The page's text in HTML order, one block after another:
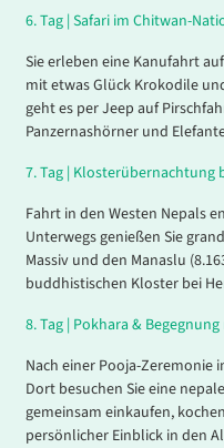
6.Tag | Safari im Chitwan-
Sie erleben eine Kanufahrt
mit etwas Glück Krokodile
geht es per Jeep auf
Panzernashörner und
7.Tag | Klosterübernachtung
Fahrt in den Westen Nepals
Unterwegs genießen Sie
Massiv und den Manaslu
buddhistischen Kloster bei
8.Tag | Pokhara &
Nach einer Pooja-Zeremonie
Dort besuchen Sie eine
gemeinsam einkaufen,
persönlicher Einblick in den